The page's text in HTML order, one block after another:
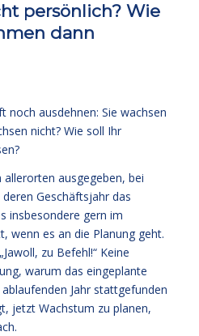
persönlich? Wie
dann
noch ausdehnen: Sie wachsen
nicht? Wie soll Ihr
ausgegeben, bei
Geschäftsjahr das
insbesondere gern im
wenn es an die Planung geht.
zu Befehl!“ Keine
warum das eingeplante
Jahr stattgefunden
jetzt Wachstum zu planen,